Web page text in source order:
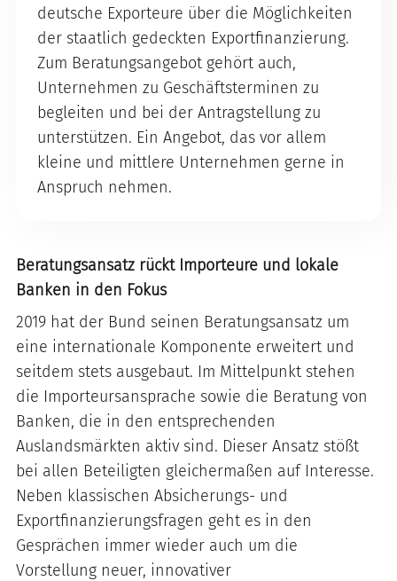
deutsche Exporteure über die Möglichkeiten
der staatlich gedeckten Exportfinanzierung.
Zum Beratungsangebot gehört auch,
Unternehmen zu Geschäftsterminen zu
begleiten und bei der Antragstellung zu
unterstützen. Ein Angebot, das vor allem
kleine und mittlere Unternehmen gerne in
Anspruch nehmen.
Beratungsansatz rückt Importeure und lokale
Banken in den Fokus
2019 hat der Bund seinen Beratungsansatz um
eine internationale Komponente erweitert und
seitdem stets ausgebaut. Im Mittelpunkt stehen
die Importeursansprache sowie die Beratung von
Banken, die in den entsprechenden
Auslandsmärkten aktiv sind. Dieser Ansatz stößt
bei allen Beteiligten gleichermaßen auf Interesse.
Neben klassischen Absicherungs- und
Exportfinanzierungsfragen geht es in den
Gesprächen immer wieder auch um die
Vorstellung neuer, innovativer